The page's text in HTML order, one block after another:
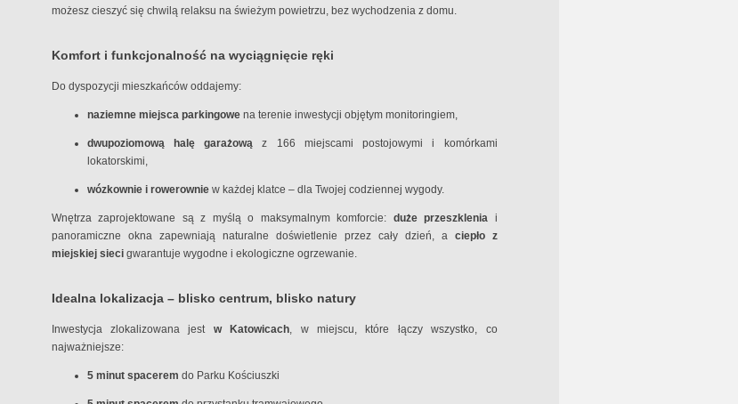
możesz cieszyć się chwilą relaksu na świeżym powietrzu, bez wychodzenia z domu.
Komfort i funkcjonalność na wyciągnięcie ręki
Do dyspozycji mieszkańców oddajemy:
naziemne miejsca parkingowena terenie inwestycji objętym monitoringiem,
dwupoziomową halę garażową z 166 miejscami postojowymi i komórkami
lokatorskimi,
wózkownie i rowerowniew każdej klatce – dla Twojej codziennej wygody.
Wnętrza zaprojektowane są z myślą o maksymalnym komforcie: duże przeszklenia i
panoramiczne okna zapewniają naturalne doświetlenie przez cały dzień, a ciepło z
miejskiej siecigwarantuje wygodne i ekologiczne ogrzewanie.
Idealna lokalizacja – blisko centrum, blisko natury
Inwestycja zlokalizowana jest w Katowicach, w miejscu, które łączy wszystko, co
najważniejsze:
5 minut spacerem do Parku Kościuszki